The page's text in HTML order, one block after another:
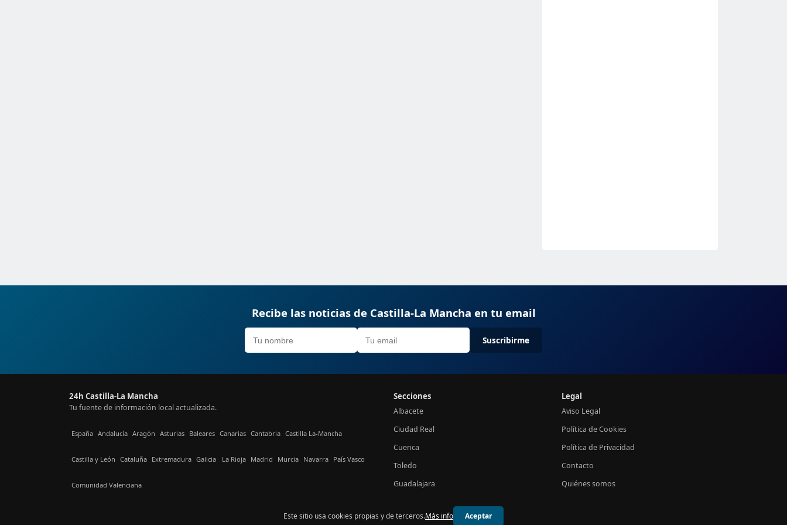
Recibe las noticias de Castilla-La Mancha en tu email
Suscribirme
24h Castilla-La Mancha
Tu fuente de información local actualizada.
España Andalucía Aragón Asturias Baleares Canarias Cantabria Castilla La-Mancha
Castilla y León Cataluña Extremadura Galicia La Rioja Madrid Murcia Navarra País Vasco
Comunidad Valenciana
Secciones
Albacete
Ciudad Real
Cuenca
Toledo
Guadalajara
Legal
Aviso Legal
Política de Cookies
Política de Privacidad
Contacto
Quiénes somos
© 2026 24h Castilla-La Mancha
Este sitio usa cookies propias y de terceros.Más info Aceptar